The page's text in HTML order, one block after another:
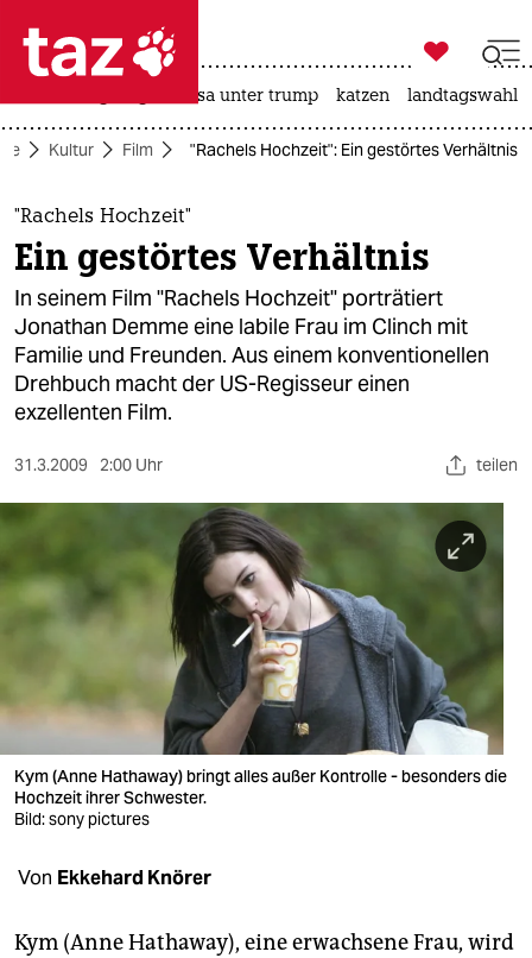
 taz zahl ich
taz zahl ich
themen
politik
öko
gesellschaft
kultur
berlin
nord
verlag
veranstaltungen
fragen & hilfe
unterstützen

taz zahl ich
usa unter trump katzen landtagswahl
Kultur Film "Rachels Hochzeit": Ein gestörtes Verhältnis
"Rachels Hochzeit"
Ein gestörtes Verhältnis
In seinem Film "Rachels Hochzeit" porträtiert
Jonathan Demme eine labile Frau im Clinch mit
Familie und Freunden. Aus einem konventionellen
Drehbuch macht der US-Regisseur einen
exzellenten Film.
31.3.2009 2:00 Uhr teilen
Kym (Anne Hathaway) bringt alles außer Kontrolle - besonders die
Hochzeit ihrer Schwester.
Bild: sony pictures
Von Ekkehard Knörer
Kym (Anne Hathaway), eine erwachsene Frau, wird